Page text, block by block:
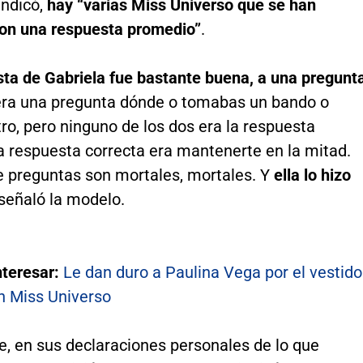
hay “varias Miss Universo que se han
una respuesta promedio”.
de Gabriela fue bastante buena, a una
una pregunta dónde o tomabas un bando o
pero ninguno de los dos era la respuesta
respuesta correcta era mantenerte en la mitad.
preguntas son mortales, mortales. Y ella lo hizo
la modelo.
Le dan duro a Paulina Vega por el vestido
Miss Universo
en sus declaraciones personales de lo que